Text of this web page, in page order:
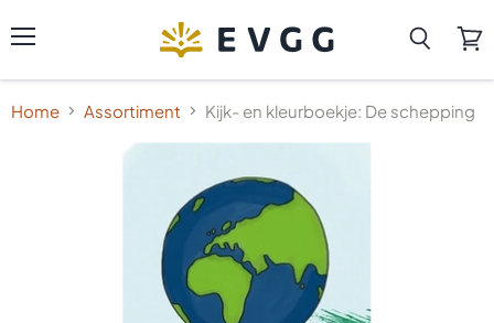
Home Assortiment Kijk- en kleurboekje: De schepping